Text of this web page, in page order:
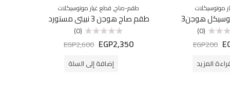
موتوسيكلات
هوجن3
(0)
EGP200
المزيد
طقم-صاج,قطع غيار موتوسيكلات
طقم صاج هوجن 3 نبيتى مستورد
التقييم
(0)
EGP2,350
EGP2,600
إضافة إلى السلة